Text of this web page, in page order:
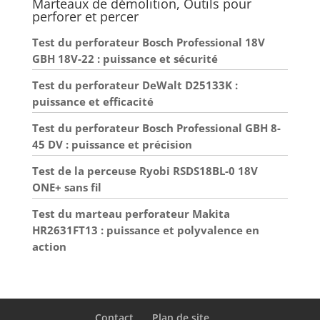
la livraison : marteau de
démolition Scheppach
plat de 30 mm, mallette
de transport et de
rangement
poignée auxiliaire peut
pivoter de 180°,
permettant au marteau
en toute flexibilité à
n’importe quelle
marteau démolisseur est
conçu aussi pour un
difficiles. Vendu avec un
pointeau et un burin
plat, le marteau
immédiatement
rangement très pratique.
Marteaux de démolition, Outils pour
perforer et percer
Test du perforateur Bosch Professional 18V
GBH 18V-22 : puissance et sécurité
Test du perforateur DeWalt D25133K :
puissance et efficacité
Test du perforateur Bosch Professional GBH 8-
45 DV : puissance et précision
Test de la perceuse Ryobi RSDS18BL-0 18V
ONE+ sans fil
Test du marteau perforateur Makita
HR2631FT13 : puissance et polyvalence en
action